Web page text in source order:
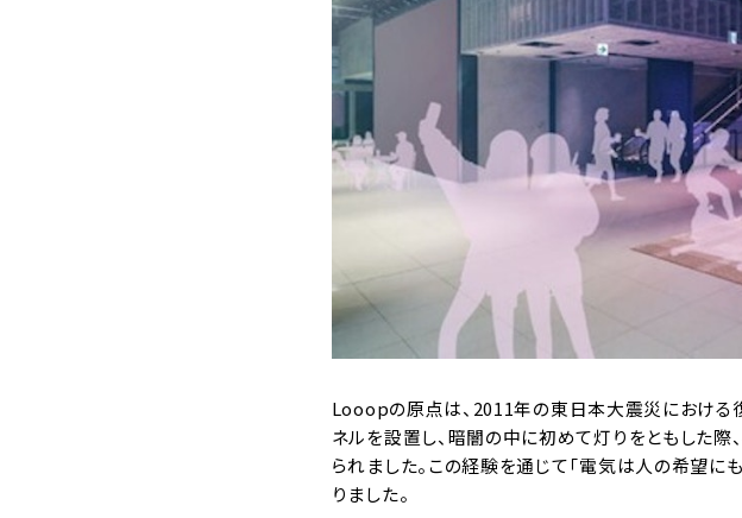
Looopの原点は、2011年の東日本大震災における
ネルを設置し、暗闇の中に初めて灯りをともした際
られました。この経験を通じて「電気は人の希望に
りました。